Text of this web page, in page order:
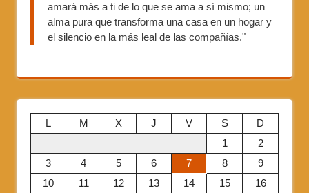
amará más a ti de lo que se ama a sí mismo; un
alma pura que transforma una casa en un hogar y
el silencio en la más leal de las compañías."
L M X J V S
D
1
2
3
4 5 6 7 8
9
10
11 12 13 14 15 16